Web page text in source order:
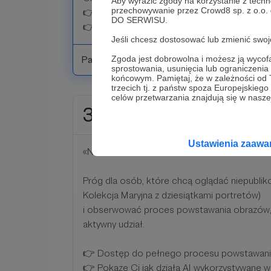
przechowywanie przez Crowd8 sp. z
DO SERWISU.
Jeśli chcesz dostosować lub zmienić
Zgoda jest dobrowolna i możesz ją
sprostowania, usunięcia lub
końcowym. Pamiętaj, że w zależności
trzecich tj. z państw spoza
celów przetwarzania znajdują się w
Ustawienia
👉 Dostęp do dodatkowych relacji "Bliscy
👉 Raz w miesiącu wspomnienie w relacji z
Patroni: 0
30 zł
«Nestor»
Próg dla osób, które chcą oglądać
Kolekcja Maryjna z dziesiątkami portretów)
i obserwować proces powstawania
aktywny udział.
👉 Dostęp do pełnego procesu
👉 Pokażę Ci jak działa AI wykorzystywane